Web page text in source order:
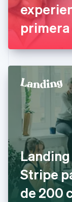
primera
Stripe
de 200
Eslovaquia
English
Eslovenia
España
English
Estonia
Finlandia
English
Francia
Français English
Gibraltar
English
Grecia
English
Hungría